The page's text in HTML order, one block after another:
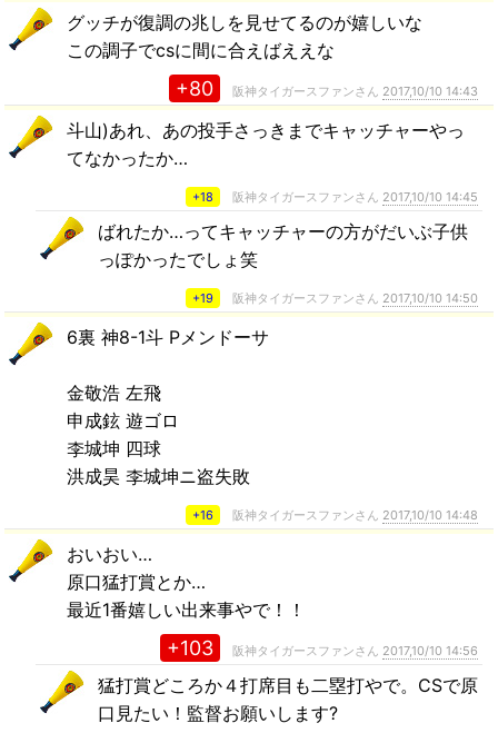
グッチが復調の兆しを見せてるのが嬉しいな
この調子でcsに間に合えばええな
+80 阪神タイガースファンさん 2017,10/10 14:43
斗山)あれ、あの投手さっきまでキャッチャーやっ
てなかったか…
+18 阪神タイガースファンさん 2017,10/10 14:45
ばれたか…ってキャッチャーの方がだいぶ子供
っぽかったでしょ笑
+19 阪神タイガースファンさん 2017,10/10 14:50
6裏 神8-1斗 Pメンドーサ
金敬浩 左飛
申成鉉 遊ゴロ
李城坤 四球
洪成昊 李城坤ニ盗失敗
+16 阪神タイガースファンさん 2017,10/10 14:48
おいおい…
原口猛打賞とか…
最近1番嬉しい出来事やで！！
+103 阪神タイガースファンさん 2017,10/10 14:56
猛打賞どころか４打席目も二塁打やで。CSで原
口見たい！監督お願いします?